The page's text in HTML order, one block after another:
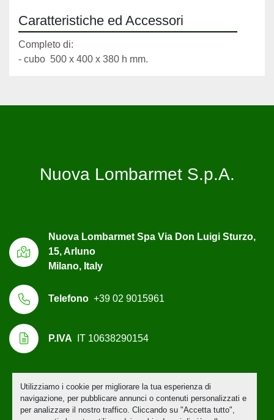
Utilizziamo i cookie per migliorare la tua esperienza di
navigazione, per pubblicare annunci o contenuti personalizzati e
per analizzare il nostro traffico. Cliccando su "Accetta tutto",
Caratteristiche ed Accessori
Completo di:
- cubo  500 x 400 x 380 h mm.
Nuova Lombarmet S.p.A.
Nuova Lombarmet Spa Via Don Luigi Sturzo,
15, Arluno
Milano, Italy
Telefono +39 02 9015961
P.IVA IT 10638290154
Personalizza le preferenze sui Cookies